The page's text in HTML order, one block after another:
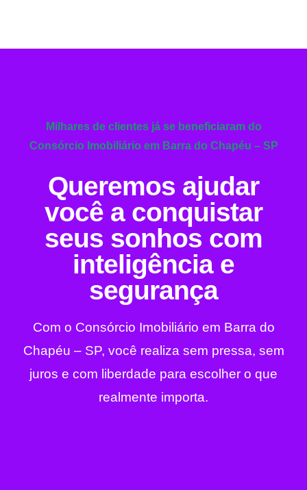
Milhares de clientes já se beneficiaram do
Consórcio Imobiliário em Barra do Chapéu – SP
Queremos ajudar
você a conquistar
seus sonhos com
inteligência e
segurança
Com o Consórcio Imobiliário em Barra do
Chapéu – SP, você realiza sem pressa, sem
juros e com liberdade para escolher o que
realmente importa.